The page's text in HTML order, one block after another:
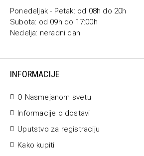
Ponedeljak - Petak: od 08h do 20h
Subota: od 09h do 17:00h
Nedelja: neradni dan
INFORMACIJE
O Nasmejanom svetu
Informacije o dostavi
Uputstvo za registraciju
Kako kupiti